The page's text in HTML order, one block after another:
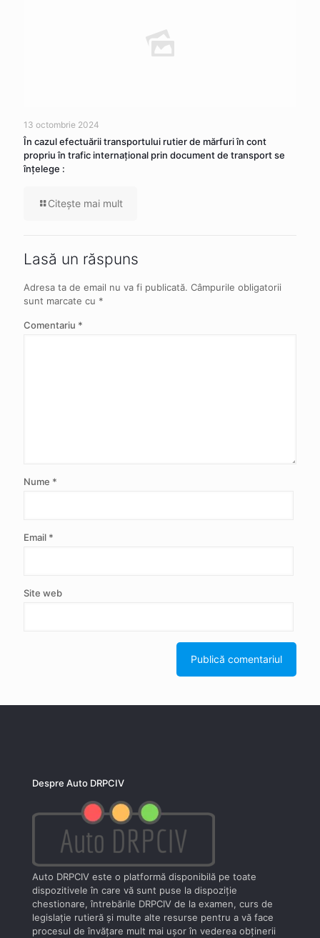
13 octombrie 2024
În cazul efectuării transportului rutier de mărfuri în cont
propriu în trafic internaţional prin document de transport se
înţelege :
Citeşte mai mult
Lasă un răspuns
Adresa ta de email nu va fi publicată. Câmpurile obligatorii
sunt marcate cu *
Comentariu *
Nume *
Email *
Site web
Despre Auto DRPCIV
Auto DRPCIV este o platformă disponibilă pe toate
dispozitivele în care vă sunt puse la dispoziţie
chestionare, întrebările DRPCIV de la examen, curs de
legislaţie rutieră şi multe alte resurse pentru a vă face
procesul de învăţare mult mai uşor în vederea obţinerii